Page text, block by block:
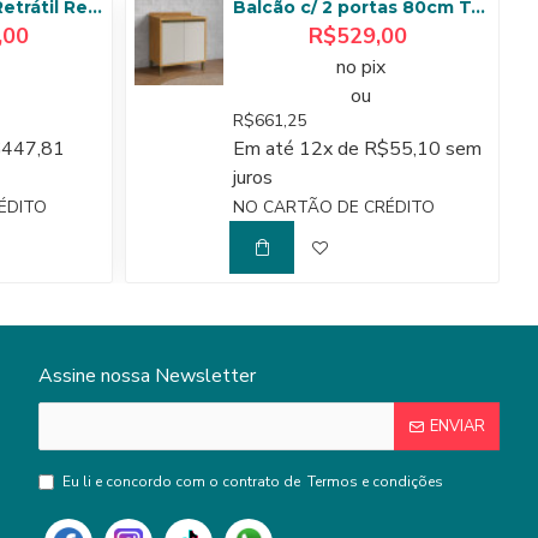
Sofá Gran Bello Retrátil Reclinável 3,20 m - Linho Cinza Balcão c/ 2 portas 80cm Tempranillo - Amendoa/Off White
R$529,00
no pix
ou
R$661,25
Em até 12x de R$55,10 sem
juros
NO CARTÃO DE CRÉDITO
Assine nossa Newsletter
ENVIAR
Eu li e concordo com o contrato de Termos e condições